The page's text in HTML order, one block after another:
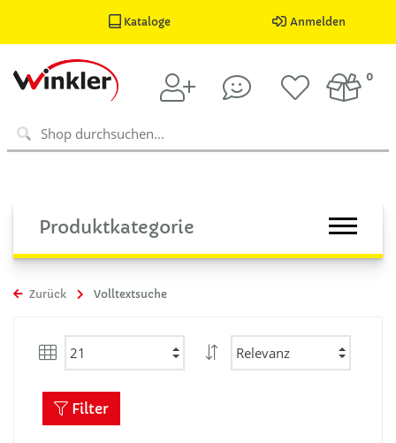
Kataloge Anmelden
0
Produktkategorie
Zurück Volltextsuche
Filter